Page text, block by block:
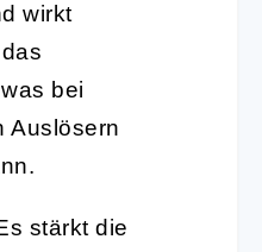
wirkt
bei
Auslösern
stärkt die